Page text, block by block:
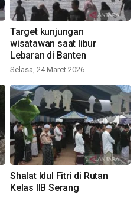
Target kunjungan
wisatawan saat libur
Lebaran di Banten
Selasa, 24 Maret 2026
Shalat Idul Fitri di Rutan
Kelas IIB Serang